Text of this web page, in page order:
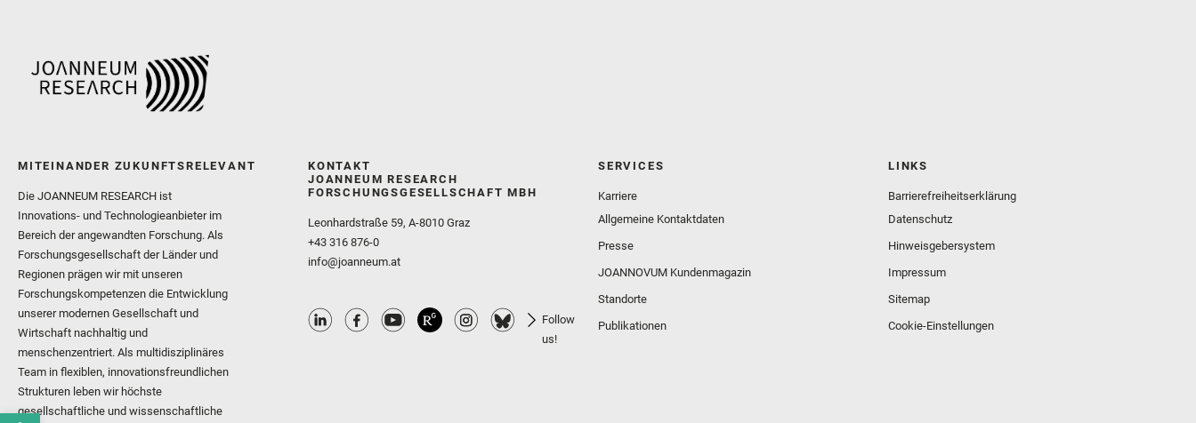
MITEINANDER ZUKUNFTSRELEVANT
Die JOANNEUM RESEARCH ist
Innovations- und Technologieanbieter im
Bereich der angewandten Forschung. Als
Forschungsgesellschaft der Länder und
Regionen prägen wir mit unseren
Forschungskompetenzen die Entwicklung
unserer modernen Gesellschaft und
Wirtschaft nachhaltig und
menschenzentriert. Als multidisziplinäres
Team in flexiblen, innovationsfreundlichen
Strukturen leben wir höchste
gesellschaftliche und wissenschaftliche
KONTAKT
JOANNEUM RESEARCH
FORSCHUNGSGESELLSCHAFT MBH
Leonhardstraße 59, A-8010 Graz
+43 316 876-0
info@joanneum.at
Follow
us!
SERVICES
Karriere
Allgemeine Kontaktdaten
Presse
JOANNOVUM Kundenmagazin
Standorte
Publikationen
LINKS
Barrierefreiheitserklärung
Datenschutz
Hinweisgebersystem
Impressum
Sitemap
Cookie-Einstellungen